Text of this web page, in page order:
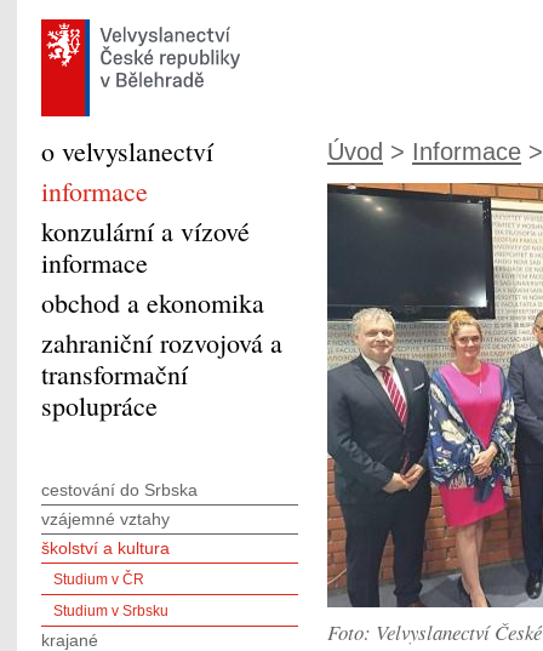
Úvod > Informace
Foto: Velvyslanectví
o velvyslanectví
informace
konzulární a vízové
informace
obchod a ekonomika
zahraniční rozvojová a
transformační
spolupráce
cestování do Srbska
vzájemné vztahy
školství a kultura
Studium v ČR
Studium v Srbsku
krajané